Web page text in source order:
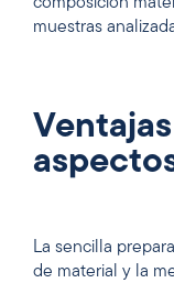
muestras
La sencilla
de material y la